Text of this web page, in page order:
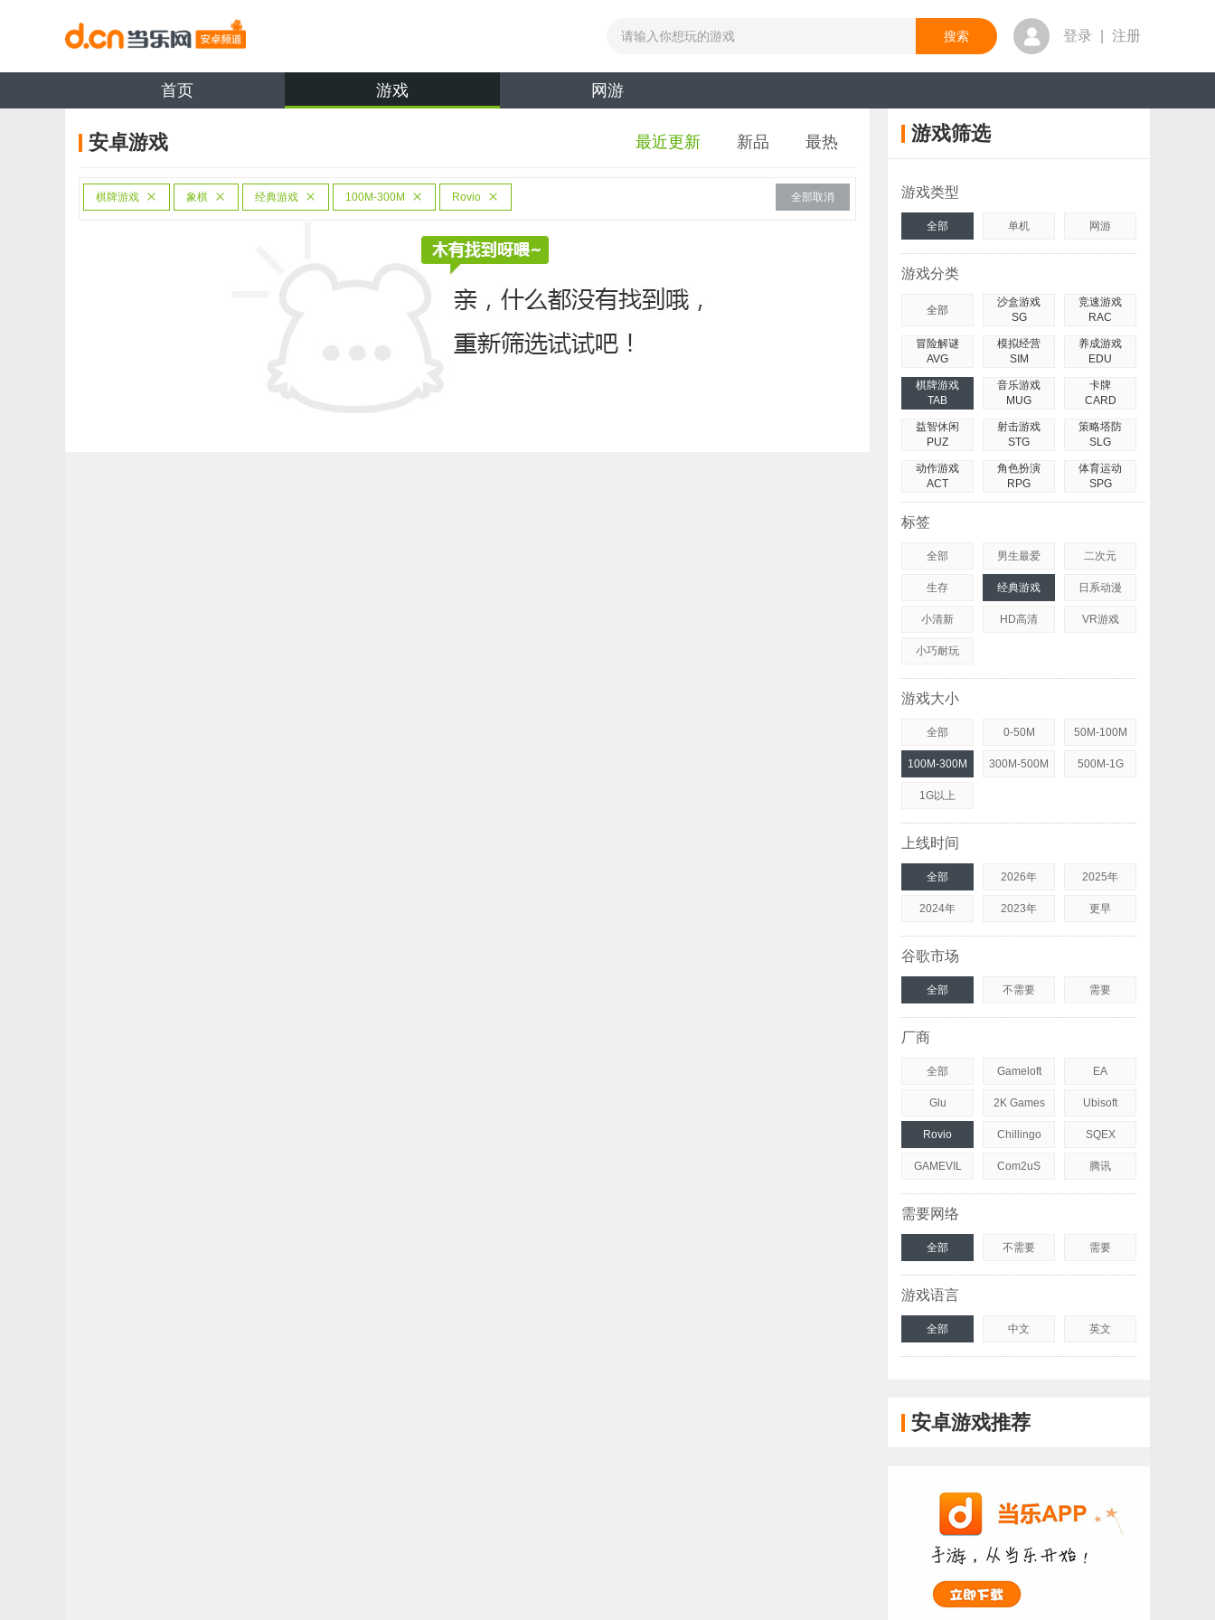
登录 注册
首页 游戏 网游
安卓游戏 最近更新 新品 最热
棋牌游戏 象棋 经典游戏 100M-300M Rovio 全部取消
游戏筛选
游戏类型
全部 单机 网游
游戏分类
全部
沙盒游戏
SG
竞速游戏
RAC
冒险解谜
AVG
模拟经营
SIM
养成游戏
EDU
棋牌游戏
TAB
音乐游戏
MUG
卡牌
CARD
益智休闲
PUZ
射击游戏
STG
策略塔防
SLG
动作游戏
ACT
角色扮演
RPG
体育运动
SPG
标签
全部 男生最爱 二次元
生存 经典游戏 日系动漫
小清新 HD高清 VR游戏
小巧耐玩
游戏大小
全部 0-50M 50M-100M
100M-300M 300M-500M 500M-1G
1G以上
上线时间
全部 2026年 2025年
2024年 2023年 更早
谷歌市场
全部 不需要 需要
厂商
全部 Gameloft EA
Glu 2K Games Ubisoft
Rovio Chillingo SQEX
GAMEVIL Com2uS 腾讯
需要网络
全部 不需要 需要
游戏语言
全部 中文 英文
安卓游戏推荐